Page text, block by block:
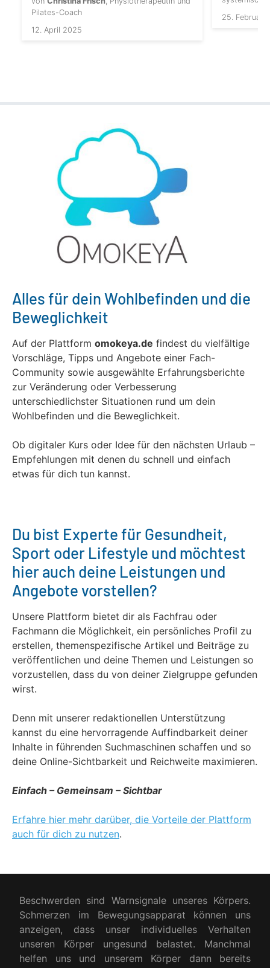
Pilates-Coach
12. April 2025
25. Februar
Alles für dein Wohlbefinden und die
Beweglichkeit
Auf der Plattform omokeya.de findest du vielfältige
Vorschläge, Tipps und Angebote einer Fach-
Community sowie ausgewählte Erfahrungsberichte
zur Veränderung oder Verbesserung
unterschiedlichster Situationen rund um dein
Wohlbefinden und die Beweglichkeit.
Ob digitaler Kurs oder Idee für den nächsten Urlaub –
Empfehlungen mit denen du schnell und einfach
etwas für dich tun kannst.
Du bist Experte für Gesundheit,
Sport oder Lifestyle und möchtest
hier auch deine Leistungen und
Angebote vorstellen?
Unsere Plattform bietet dir als Fachfrau oder
Fachmann die Möglichkeit, ein persönliches Profil zu
erstellen, themenspezifische Artikel und Beiträge zu
veröffentlichen und deine Themen und Leistungen so
vorzustellen, dass du von deiner Zielgruppe gefunden
wirst.
Denn mit unserer redaktionellen Unterstützung
kannst du eine hervorragende Auffindbarkeit deiner
Inhalte in führenden Suchmaschinen schaffen und so
deine Online-Sichtbarkeit und Reichweite maximieren.
Einfach – Gemeinsam – Sichtbar
Erfahre hier mehr darüber, die Vorteile der Plattform
auch für dich zu nutzen.
Beschwerden sind Warnsignale unseres Körpers.
Schmerzen im Bewegungsapparat können uns
anzeigen, dass unser individuelles Verhalten
unseren Körper ungesund belastet. Manchmal
helfen uns und unserem Körper dann bereits